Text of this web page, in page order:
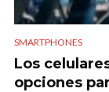
SMARTPHONES
Los
opciones